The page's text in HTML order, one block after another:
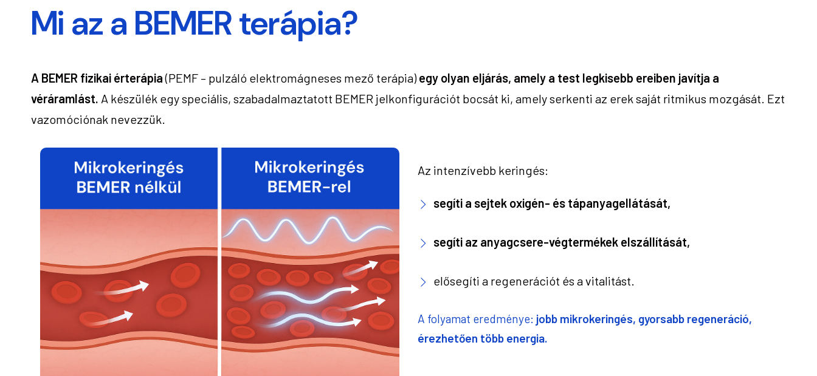
Mi az a BEMER terápia?
A BEMER fizikai érterápia(PEMF – pulzáló elektromágneses mező terápia)egy olyan eljárás, amely a test legkisebb ereiben javítja a
véráramlást. A készülék egy speciális, szabadalmaztatott BEMER jelkonfigurációt bocsát ki, amely serkenti az erek saját ritmikus mozgását. Ezt
vazomóciónak nevezzük.
Az intenzívebb keringés:
segíti a sejtek oxigén- és tápanyagellátását,
segíti az anyagcsere-végtermékek elszállítását,
elősegíti a regenerációt és a vitalitást.
A folyamat eredménye: jobb mikrokeringés, gyorsabb regeneráció,
érezhetően több energia.